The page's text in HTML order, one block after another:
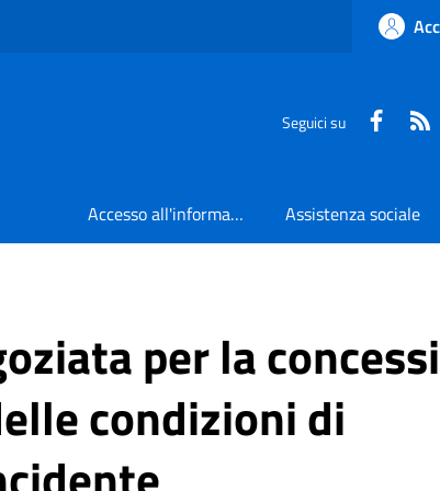
Seguici su
Accesso all'informazione Assistenza sociale
per la
condizioni di